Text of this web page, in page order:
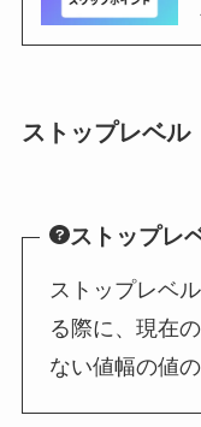
ストップレベル
ストップレ
ストップレベ
る際に、現在
ない値幅の値の